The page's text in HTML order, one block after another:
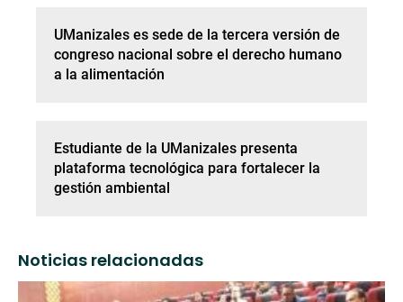
UManizales es sede de la tercera versión de
congreso nacional sobre el derecho humano
a la alimentación
Estudiante de la UManizales presenta
plataforma tecnológica para fortalecer la
gestión ambiental
Noticias relacionadas